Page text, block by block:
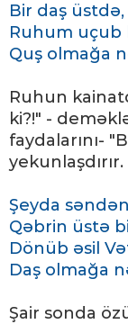
Bir daş
Ruhum uçub
Quş olmağa
Ruhun
ki?!" -
faydalarını-
yekunlaşdırır.
Şeyda
Qəbrin üstə
Dönüb əsil
Daş olmağa
Şair sonda